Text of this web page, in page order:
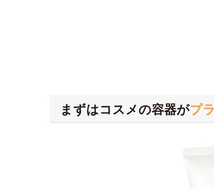
まずはコスメの容器がプ